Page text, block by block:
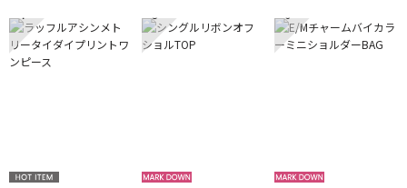
4 5 6